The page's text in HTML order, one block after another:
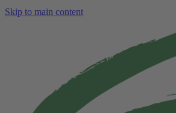
Skip to main content